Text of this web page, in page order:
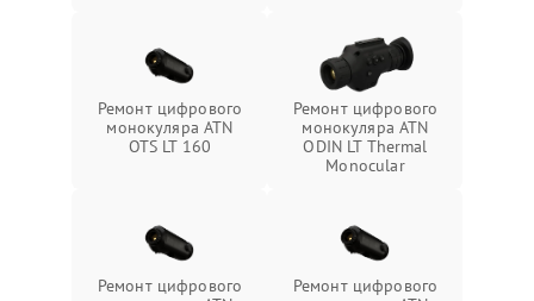
Ремонт цифрового
монокуляра ATN
OTS LT 160
Ремонт цифрового
монокуляра ATN
ODIN LT Thermal
Monocular
Ремонт цифрового
Ремонт цифрового